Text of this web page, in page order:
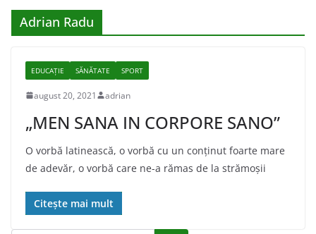
Adrian Radu
EDUCAȚIE SĂNĂTATE SPORT
august 20, 2021 adrian
„MEN SANA IN CORPORE SANO”
O vorbă latinească, o vorbă cu un conținut foarte mare
de adevăr, o vorbă care ne-a rămas de la strămoșii
Citește mai mult